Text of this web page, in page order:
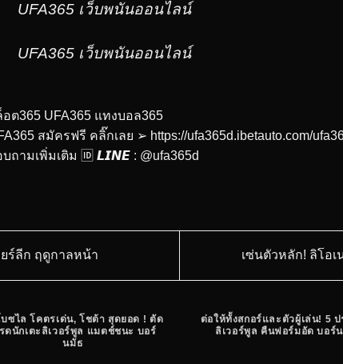
UFA365 เว็บพนันออนไลน์
UFA365 เว็บพนันออนไลน์
อต365 UFA365 แทงบอล365
สมัครฟรี คลิ๊กเลย ➢ https://ufa365d.ibetauto.com/
บถามเพิ่มเติม 🆔 𝙇𝙄𝙉𝙀 : @ufa365d
ร์ลีก ฤดูกาลหน้า เซ่นตัวหลัก! ลิโอ
ซไล โคตรเด่น, โชต้า สุดยอด ! ตัด
รดนักเตะลิเวอร์พูล แมตช์ชนะ บอร์
นมัธ
ต่อให้ทั้งสกอร์และตัวผู้เล่น! 5 ป
ลิเวอร์พูล คืนฟอร์มอัด บอร์